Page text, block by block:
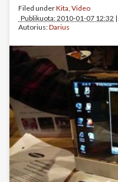
Filed underKita Video
Publikuota: 2010-01-07 12:32 |
Autorius:Darius